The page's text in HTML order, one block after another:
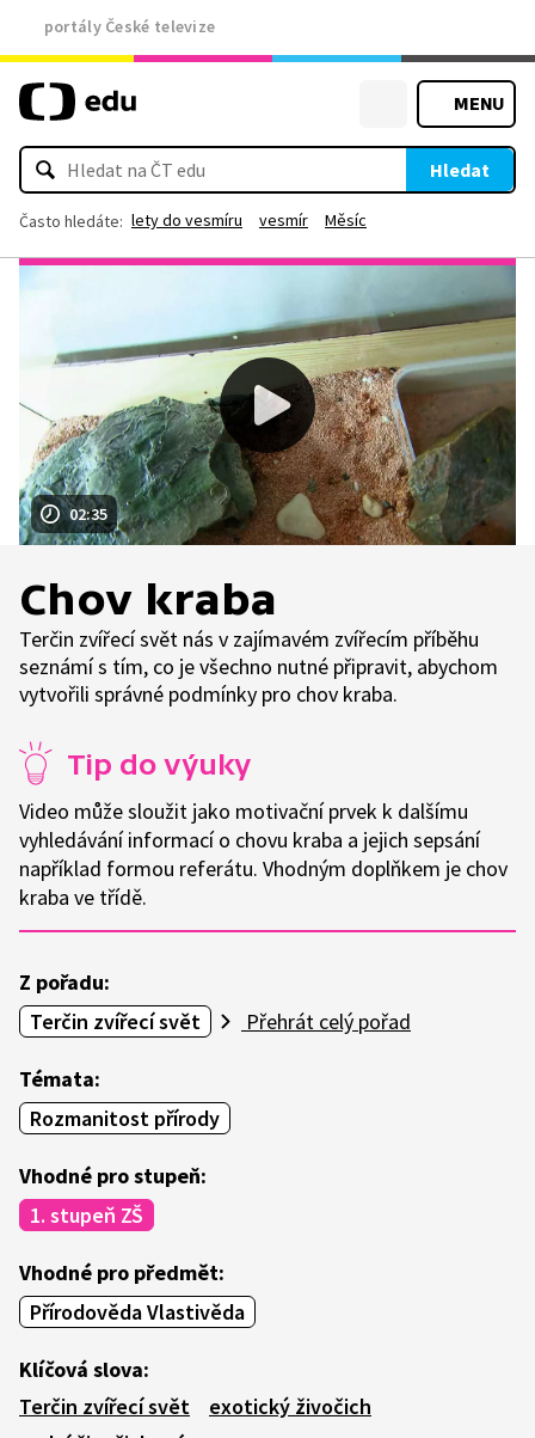
portály České televize
MENU
Hledat
Často hledáte: lety do vesmíru vesmír Měsíc
02:35
Chov kraba
Terčin zvířecí svět nás v zajímavém zvířecím příběhu
seznámí s tím, co je všechno nutné připravit, abychom
vytvořili správné podmínky pro chov kraba.
Tip do výuky
Video může sloužit jako motivační prvek k dalšímu
vyhledávání informací o chovu kraba a jejich sepsání
například formou referátu. Vhodným doplňkem je chov
kraba ve třídě.
Z pořadu:
Terčin zvířecí svět
Přehrát celý pořad
Témata:
Rozmanitost přírody
Vhodné pro stupeň:
1. stupeň ZŠ
Vhodné pro předmět:
Přírodověda Vlastivěda
Klíčová slova:
Terčin zvířecí svět
exotický živočich